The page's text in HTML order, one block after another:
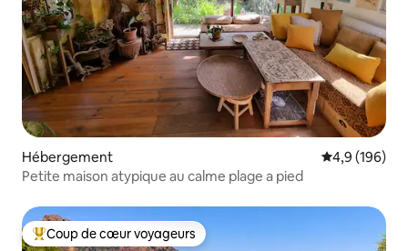
Hébergement Évaluation
4,9 (196)
Petite maison atypique au calme plage a pied
Coups de cœur voyageurs les plus appréciés
Coup de cœur voyageurs